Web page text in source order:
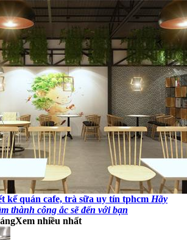
kế quán cafe, trà sữa uy tín tphcm Hãy
thành công ắc sẽ đến với bạn
Xem nhiều nhất